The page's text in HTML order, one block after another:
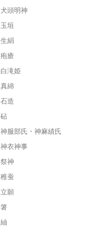
犬頭明神
玉垣
生絹
疱瘡
白滝姫
真綿
石造
砧
神服部氏・神麻績氏
神衣神事
祭神
稚蚕
立願
箸
紬